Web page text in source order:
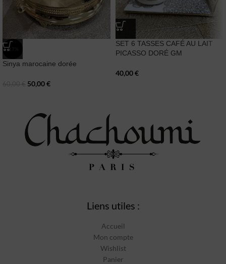
-17%
Sinya marocaine dorée
50,00€
SET 6 TASSES CAFÉ AU LAIT
PICASSO DORÉ GM
40,00€
Liens utiles :
Accueil
Mon compte
Wishlist
Panier